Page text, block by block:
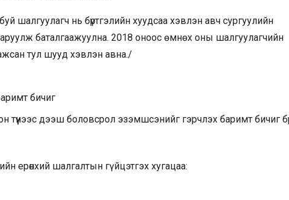
шалгуулагч нь бүртгэлийн хуудсаа хэвлэн авч сургуулийн
баталгаажуулна. 2018 оноос өмнөх оны шалгуулагчийн
тул шууд хэвлэн авна./
бичиг
дээш боловсрол эзэмшсэнийг гэрчлэх баримт бичиг
ерөнхий шалгалтын гүйцэтгэх хугацаа: